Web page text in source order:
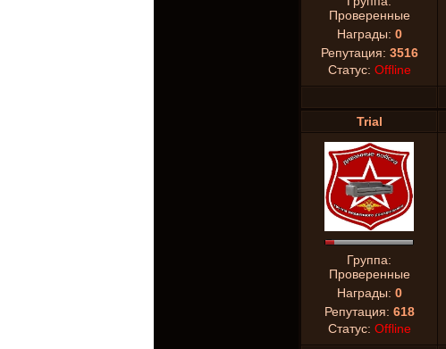
Проверенные
Награды: 0
Репутация: 3516
Статус: Offline
Trial
Группа:
Проверенные
Награды: 0
Репутация: 618
Статус: Offline